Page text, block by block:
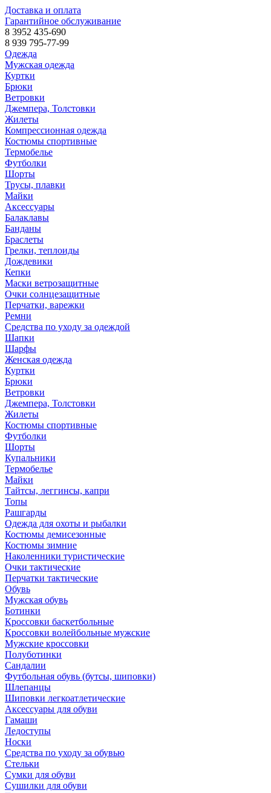
Доставка и оплата
Гарантийное обслуживание
8 3952 435-690
8 939 795-77-99
Одежда
Мужская одежда
Куртки
Брюки
Ветровки
Джемпера, Толстовки
Жилеты
Компрессионная одежда
Костюмы спортивные
Термобелье
Футболки
Шорты
Трусы, плавки
Майки
Аксессуары
Балаклавы
Банданы
Браслеты
Грелки, теплоиды
Дождевики
Кепки
Маски ветрозащитные
Очки солнцезащитные
Перчатки, варежки
Ремни
Средства по уходу за одеждой
Шапки
Шарфы
Женская одежда
Куртки
Брюки
Ветровки
Джемпера, Толстовки
Жилеты
Костюмы спортивные
Футболки
Шорты
Купальники
Термобелье
Майки
Тайтсы, леггинсы, капри
Топы
Рашгарды
Одежда для охоты и рыбалки
Костюмы демисезонные
Костюмы зимние
Наколенники туристические
Очки тактические
Перчатки тактические
Обувь
Мужская обувь
Ботинки
Кроссовки баскетбольные
Кроссовки волейбольные мужские
Мужские кроссовки
Полуботинки
Сандалии
Футбольная обувь (бутсы, шиповки)
Шлепанцы
Шиповки легкоатлетические
Аксессуары для обуви
Гамаши
Ледоступы
Носки
Средства по уходу за обувью
Стельки
Сумки для обуви
Сушилки для обуви